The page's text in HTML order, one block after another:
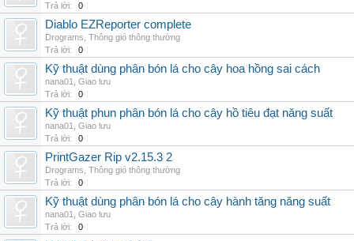
Trả lời:
0
Diablo EZReporter complete
Drograms Thông gió thông thường
Trả lời:
0
Kỹ thuật dùng phân bón lá cho cây hoa hồng sai cách
nana01
Giao lưu
Trả lời:
0
Kỹ thuật phun phân bón lá cho cây hồ tiêu đạt năng suất
nana01
Giao lưu
Trả lời:
0
PrintGazer Rip v2.15.3 2
Drograms Thông gió thông thường
Trả lời:
0
Kỹ thuật dùng phân bón lá cho cây hành tăng năng suất
nana01
Giao lưu
Trả lời:
0